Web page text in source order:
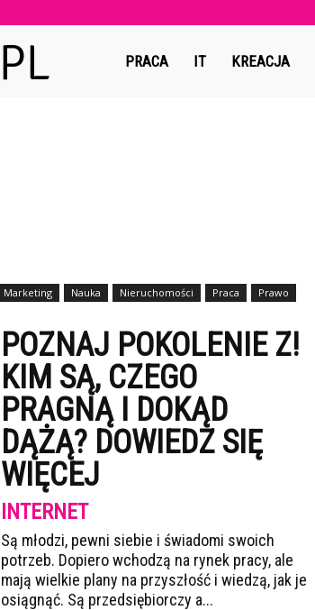
Copymedia.plPRACA IT KREACJA
Marketing Nauka Nieruchomości Praca
Prawo
POZNAJ POKOLENIE Z!
KIM SĄ, CZEGO
PRAGNĄ I DOKĄD
DĄŻĄ? DOWIEDZ SIĘ
WIĘCEJ
INTERNET
Są młodzi, pewni siebie i świadomi swoich
potrzeb. Dopiero wchodzą na rynek pracy, ale
mają wielkie plany na przyszłość i wiedzą, jak je
osiągnąć. Są przedsiębiorczy a...